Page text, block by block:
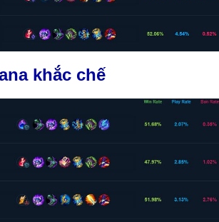
khắc chế